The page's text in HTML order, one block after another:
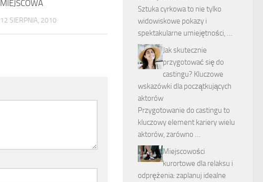
MIEJSCOWA
12 SIERPNIA, 2010
Sztuka cyrkowa to nie tylko
widowiskowe pokazy i
spektakularne umiejętności, …
Jak skutecznie
przygotować się do
castingu? Kluczowe
wskazówki dla początkujących
aktorów
Przygotowanie do castingu to
kluczowy element kariery wielu
aktorów, zarówno …
Miejscowości
kurortowe dla relaksu i
odprężenia: zaplanuj idealne